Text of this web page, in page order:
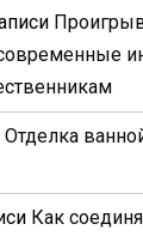
Отделка
Как